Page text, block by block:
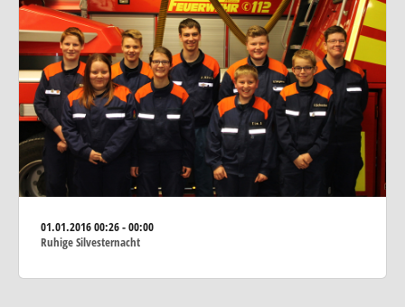
01.01.201600:26 - 00:00
Ruhige Silvesternacht